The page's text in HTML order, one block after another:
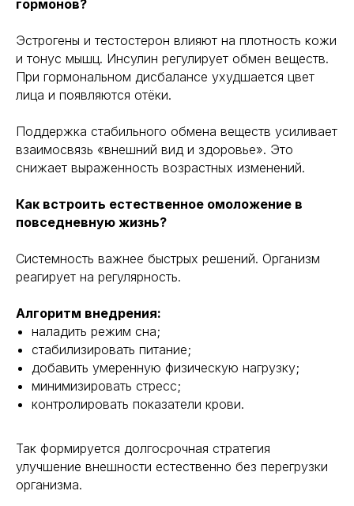
гормонов?
Эстрогены и тестостерон влияют на плотность кожи
и тонус мышц. Инсулин регулирует обмен веществ.
При гормональном дисбалансе ухудшается цвет
лица и появляются отёки.
Поддержка стабильного обмена веществ усиливает
взаимосвязь «внешний вид и здоровье». Это
снижает выраженность возрастных изменений.
Как встроить естественное омоложение в
повседневную жизнь?
Системность важнее быстрых решений. Организм
реагирует на регулярность.
Алгоритм внедрения:
наладить режим сна;
стабилизировать питание;
добавить умеренную физическую нагрузку;
минимизировать стресс;
контролировать показатели крови.
Так формируется долгосрочная стратегия
улучшение внешности естественно без перегрузки
организма.
Главная Longevity
Генная инженерия
Биохакинг
Трансгуманизм
Ментальное здоровье
Внутренняя инженерия
Управление сном
Криоскопия
Социальные сети
*Meta (деятельность организации
запрещена на территории РФ)
Навигация Полезная информация
Уникальность
Исследования
+7(977)252-44-55
Пн-Пт 9:00- 19:00
©2025. All rights
Политика конфиденциальности